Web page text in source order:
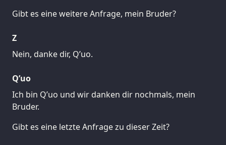
Gibt es eine weitere Anfrage, mein Bruder?
Z
Nein, danke dir, Q’uo.
Q’uo
Ich bin Q’uo und wir danken dir nochmals, mein
Bruder.
Gibt es eine letzte Anfrage zu dieser Zeit?